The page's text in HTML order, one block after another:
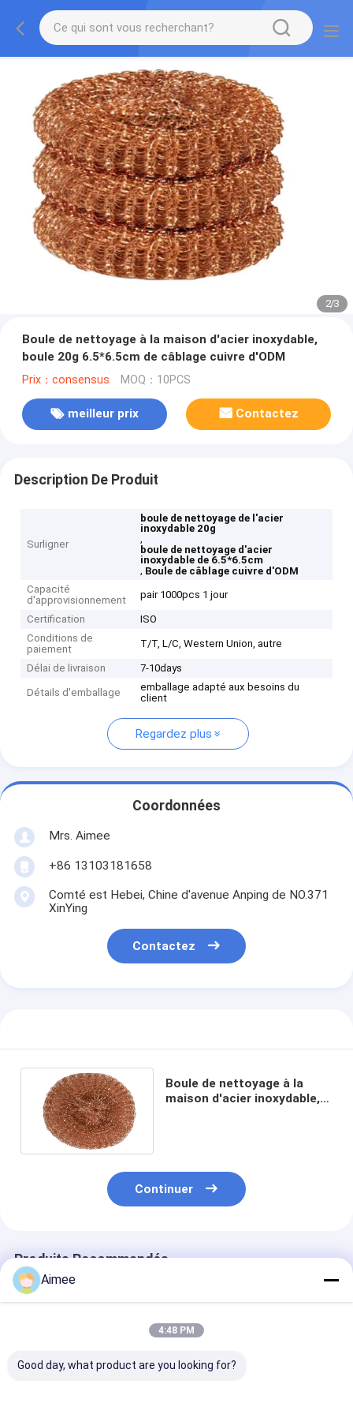
2/3
Boule de nettoyage à la maison d'acier inoxydable,
boule 20g 6.5*6.5cm de câblage cuivre d'ODM
Prix：consensus MOQ：10PCS
meilleur prix Contactez
Description De Produit
Surligner
boule de nettoyage de l'acier
inoxydable 20g
,
boule de nettoyage d'acier
inoxydable de 6.5*6.5cm
, Boule de câblage cuivre d'ODM
Capacité
d'approvisionnement
pair 1000pcs 1 jour
Certification
ISO
Conditions de
paiement
T/T, L/C, Western Union, autre
Délai de livraison 7-10days
Détails d'emballage
emballage adapté aux besoins du
client
Regardez plus
Coordonnées
Mrs. Aimee
+86 13103181658
Comté est Hebei, Chine d'avenue Anping de NO.371
XinYing
Contactez
Boule de nettoyage à la
maison d'acier inoxydable,
Continuer
Produits Recommandés
Aimee
4:48 PM
Good day, what product are you looking for?